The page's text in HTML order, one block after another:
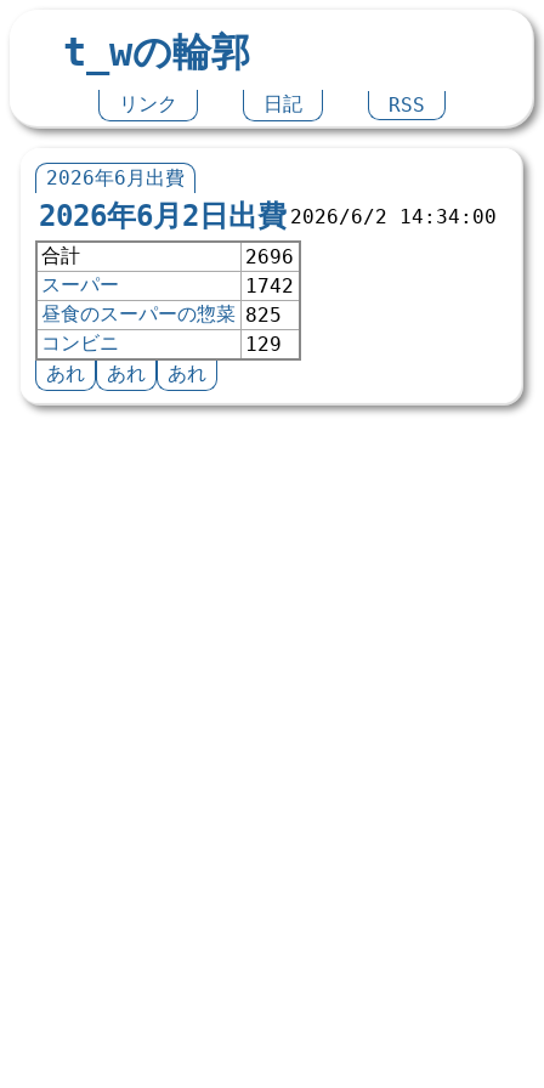
t_wの輪郭
リンク 日記 RSS
2026年6月出費
2026年6月2日出費 2026/6/2 14:34:00
合計
2696
スーパー
1742
昼食のスーパーの惣菜 825
コンビニ
129
あれ
あれ あれ